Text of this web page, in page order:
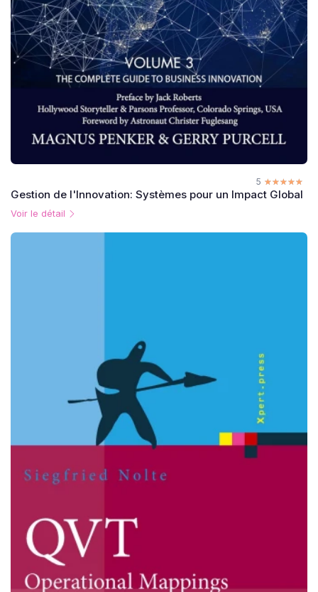
5 ☆☆☆☆☆
★★★★★
Gestion de l'Innovation: Systèmes pour un Impact Global
Voir le détail